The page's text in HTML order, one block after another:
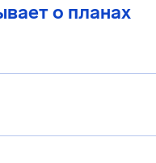
о планах